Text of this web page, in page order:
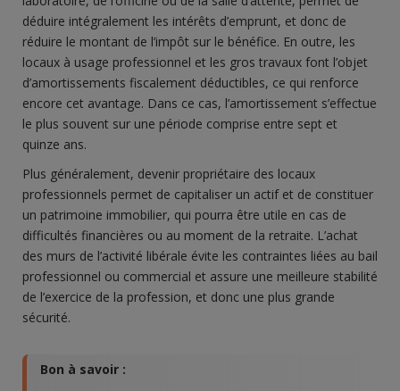
déduire intégralement les intérêts d’emprunt, et donc de
réduire le montant de l’impôt sur le bénéfice. En outre, les
locaux à usage professionnel et les gros travaux font l’objet
d’amortissements fiscalement déductibles, ce qui renforce
encore cet avantage. Dans ce cas, l’amortissement s’effectue
le plus souvent sur une période comprise entre sept et
quinze ans.
Plus généralement, devenir propriétaire des locaux
professionnels permet de capitaliser un actif et de constituer
un patrimoine immobilier, qui pourra être utile en cas de
difficultés financières ou au moment de la retraite. L’achat
des murs de l’activité libérale évite les contraintes liées au bail
professionnel ou commercial et assure une meilleure stabilité
de l’exercice de la profession, et donc une plus grande
sécurité.
Bon à savoir :